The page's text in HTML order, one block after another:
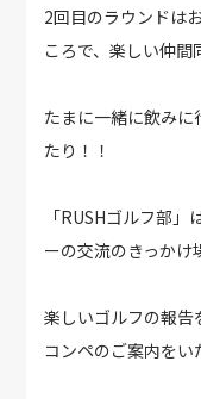
2回目のラウンドは
ころで、楽しい仲間
たまに一緒に飲みに
たり！！
「RUSHゴルフ部
ーの交流のきっかけ
楽しいゴルフの報告
コンペのご案内をい